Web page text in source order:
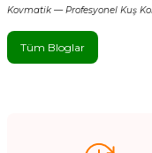
Kovmatik — Profesyonel Kuş
Tüm Bloglar